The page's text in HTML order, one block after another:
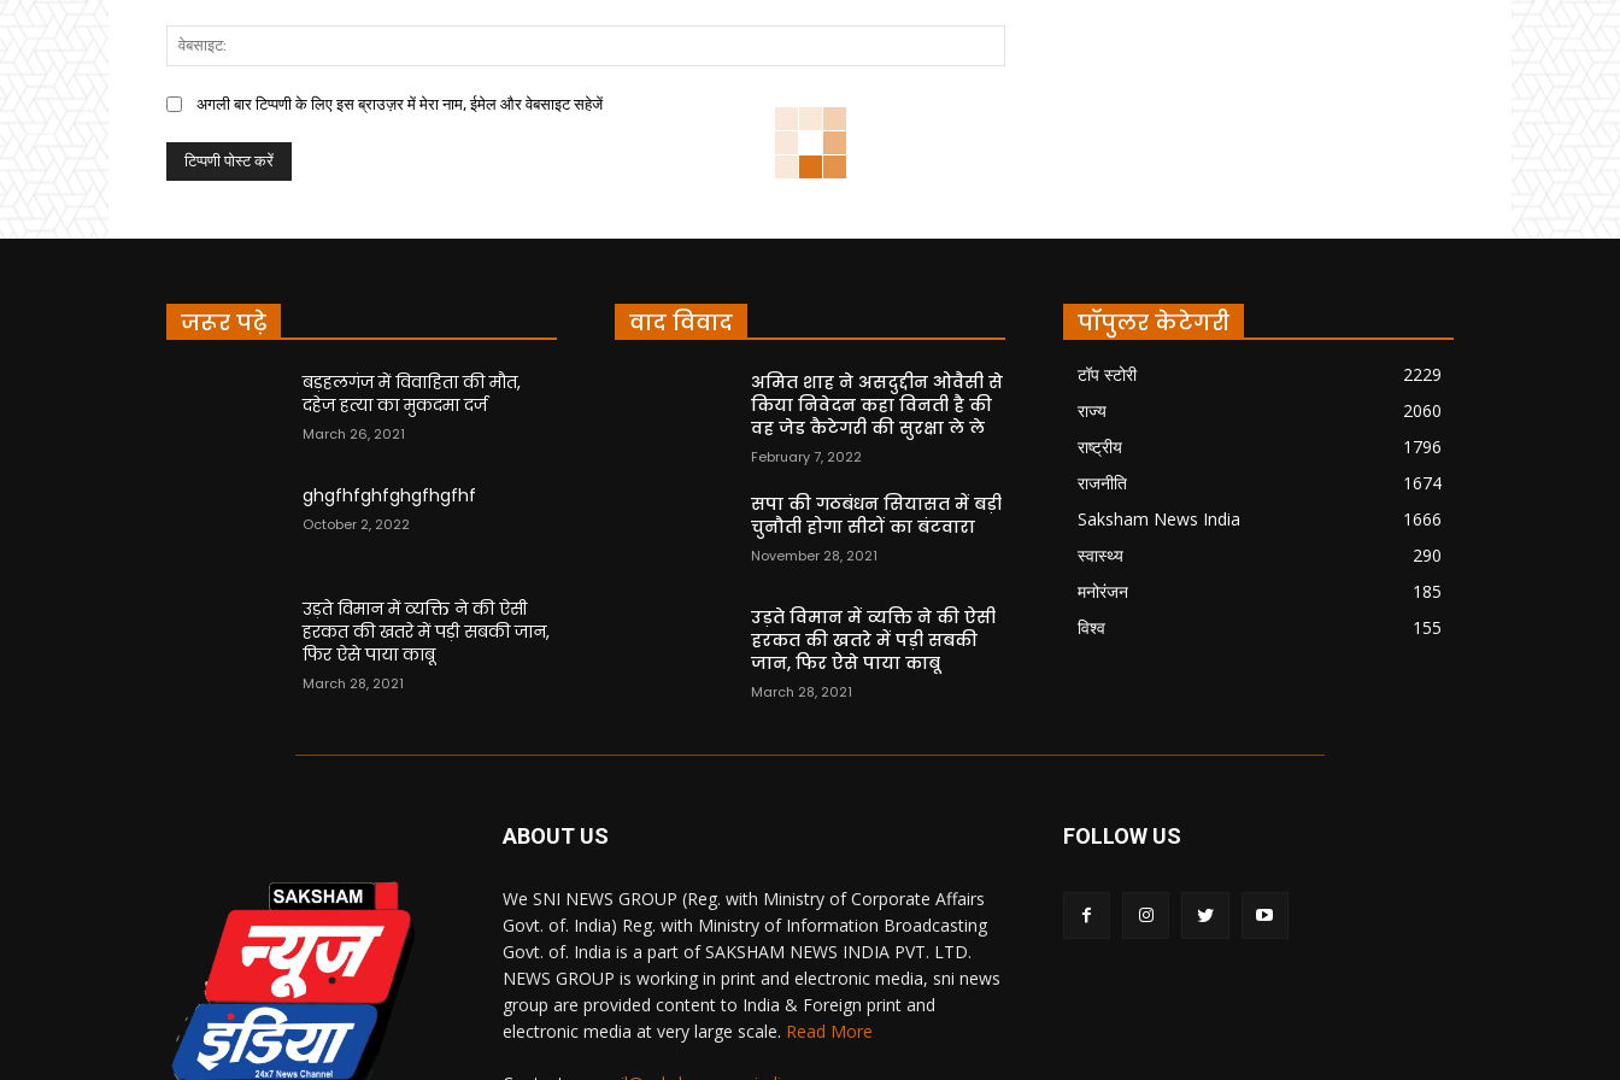
अगली बार टिप्पणी के लिए इस ब्राउज़र में मेरा नाम, ईमेल और वेबसाइट सहेजें
जरूर पढ़े
बड़हलगंज में विवाहिता की मौत,
दहेज हत्या का मुकदमा दर्ज
March 26, 2021
ghgfhfghfghgfhgfhf
October 2, 2022
उड़ते विमान में व्यक्ति ने की ऐसी
हरकत की खतरे में पड़ी सबकी जान,
फिर ऐसे पाया काबू
March 28, 2021
वाद विवाद
अमित शाह ने असदुद्दीन ओवैसी से
किया निवेदन कहा विनती है की
वह जेड कैटेगरी की सुरक्षा ले ले
February 7, 2022
सपा की गठबंधन सियासत में बड़ी
चुनौती होगा सीटों का बंटवारा
November 28, 2021
उड़ते विमान में व्यक्ति ने की ऐसी
हरकत की खतरे में पड़ी सबकी
जान, फिर ऐसे पाया काबू
March 28, 2021
पॉपुलर केटेगरी
टॉप स्टोरी
2229
राज्य
2060
राष्ट्रीय
1796
राजनीति
1674
Saksham News India
1666
स्वास्थ्य
290
मनोरंजन
185
विश्व
155
ABOUT US
We SNI NEWS GROUP (Reg. with Ministry of Corporate Affairs
Govt. of. India) Reg. with Ministry of Information Broadcasting
Govt. of. India is a part of SAKSHAM NEWS INDIA PVT. LTD.
NEWS GROUP is working in print and electronic media, sni news
group are provided content to India & Foreign print and
electronic media at very large scale. Read More
FOLLOW US